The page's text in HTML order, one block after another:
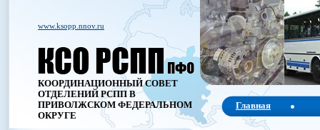
www.ksopp.nnov.ru
КООРДИНАЦИОННЫЙ СОВЕТ
ОТДЕЛЕНИЙ РСПП В
ПРИВОЛЖСКОМ ФЕДЕРАЛЬНОМ
ОКРУГЕ
Главная